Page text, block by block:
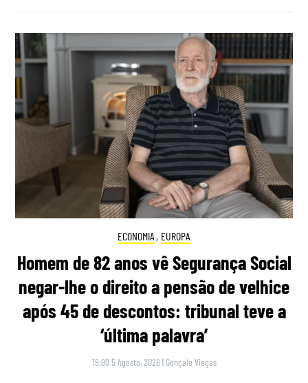
ECONOMIA , EUROPA
Homem de 82 anos vê Segurança Social
negar-lhe o direito a pensão de velhice
após 45 de descontos: tribunal teve a
‘última palavra’
19:00 5 Agosto, 2026 | Gonçalo Viegas